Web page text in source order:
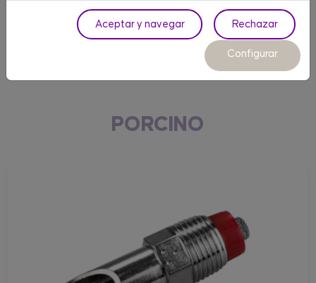
PORCINO
Aceptar y navegar Rechazar
Configurar